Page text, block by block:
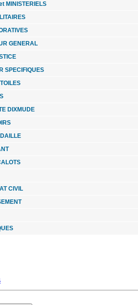
MINISTERIELS
GENERAL
SPECIFIQUES
DIXMUDE
CIVIL